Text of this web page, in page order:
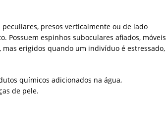
presos verticalmente ou de lado
Possuem espinhos suboculares afiados, móveis
erigidos quando um indivíduo é estressado,
químicos adicionados na água,
de pele.